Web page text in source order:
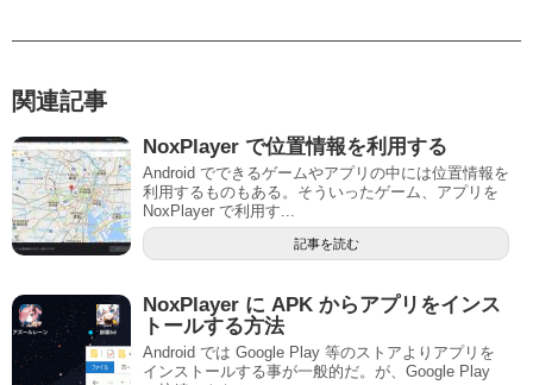
関連記事
NoxPlayer で位置情報を利用する
Android でできるゲームやアプリの中には位置情報を
利用するものもある。そういったゲーム、アプリを
NoxPlayer で利用す...
記事を読む
NoxPlayer に APK からアプリをインス
トールする方法
Android では Google Play 等のストアよりアプリを
インストールする事が一般的だ。が、Google Play